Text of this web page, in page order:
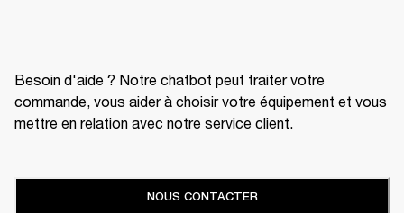
Besoin d'aide ? Notre chatbot peut traiter votre
commande, vous aider à choisir votre équipement et vous
mettre en relation avec notre service client.
NOUS CONTACTER